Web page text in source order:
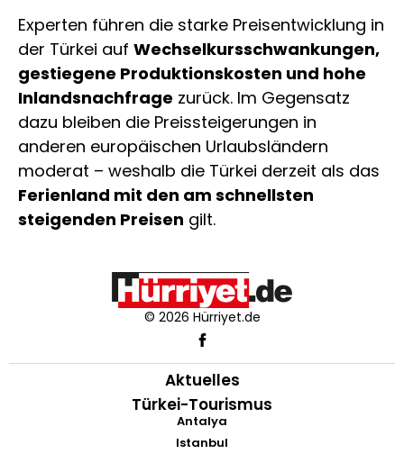
Experten führen die starke Preisentwicklung in
der Türkei auf Wechselkursschwankungen,
gestiegene Produktionskosten und hohe
Inlandsnachfrage zurück. Im Gegensatz
dazu bleiben die Preissteigerungen in
anderen europäischen Urlaubsländern
moderat – weshalb die Türkei derzeit als das
Ferienland mit den am schnellsten
steigenden Preisen gilt.
© 2026 Hürriyet.de
Aktuelles
Türkei-Tourismus
Antalya
Istanbul